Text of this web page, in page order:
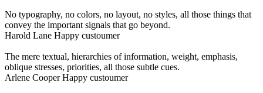
No typography, no colors, no layout, no styles, all those things that
convey the important signals that go beyond.
Harold Lane Happy custoumer
The mere textual, hierarchies of information, weight, emphasis,
oblique stresses, priorities, all those subtle cues.
Arlene CooperHappy custoumer